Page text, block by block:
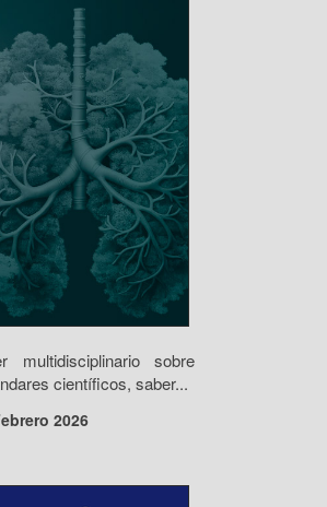
multidisciplinario sobre
científicos, saber...
2026